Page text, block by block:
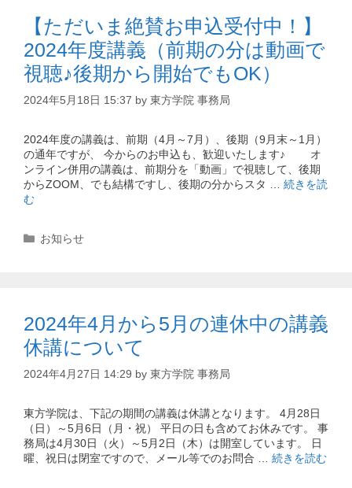
【ただいま絶賛お申込受付中！】
2024年度講義（前期の分は動画で
視聴♪後期から開始でもOK）
2024年5月18日 15:37 by 東方学院 事務局
2024年度の講義は、前期（4月～7月）、後期（9月末～1月）
の通年ですが、 今からのお申込も、歓迎いたします♪ オ
ンライン併用の講義は、前期分を「動画」で視聴して、後期
からZOOM、でも結構ですし、後期の分からスタ … 続きを読
む
カ
お知らせ
2024年4月から5月の連休中の講義
休講について
2024年4月27日 14:29 by 東方学院 事務局
東方学院は、下記の期間の講義は休講となります。 4月28日
（日）～5月6日（月・祝） 平日の日も含めてお休みです。 事
務局は4月30日（火）～5月2日（木）は開室しています。 日
曜、祝日は閉室ですので、メール等でのお問合 … 続きを読む